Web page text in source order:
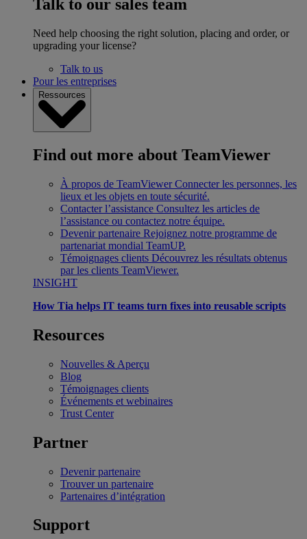
Talk to our sales team
Need help choosing the right solution, placing and order, or
upgrading your license?
Talk to us
Pour les entreprises
Ressources
Find out more about TeamViewer
À propos de TeamViewer Connecter les personnes, les
lieux et les objets en toute sécurité.
Contacter l’assistance Consultez les articles de
l’assistance ou contactez notre équipe.
Devenir partenaire Rejoignez notre programme de
partenariat mondial TeamUP.
Témoignages clients Découvrez les résultats obtenus
par les clients TeamViewer.
INSIGHT
How Tia helps IT teams turn fixes into reusable scripts
Resources
Nouvelles & Aperçu
Blog
Témoignages clients
Événements et webinaires
Trust Center
Partner
Devenir partenaire
Trouver un partenaire
Partenaires d’intégration
Support